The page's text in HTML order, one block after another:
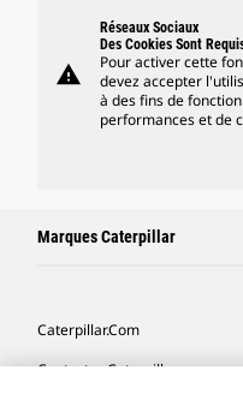
warning
Réseaux Sociaux
Des Cookies Sont
Pour activer cette
devez accepter
à des fins de
performances et de
Marques Caterpillar
Caterpillar.com
Contacter Caterpillar